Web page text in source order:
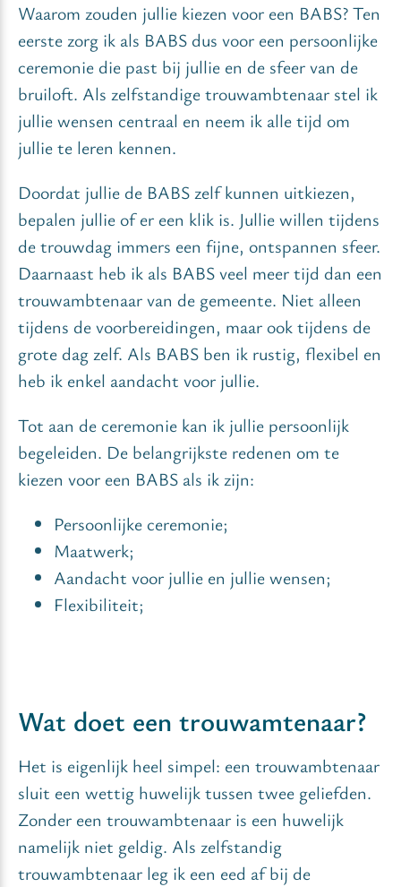
Waarom zouden jullie kiezen voor een BABS? Ten
eerste zorg ik als BABS dus voor een persoonlijke
ceremonie die past bij jullie en de sfeer van de
bruiloft. Als zelfstandige trouwambtenaar stel ik
jullie wensen centraal en neem ik alle tijd om
jullie te leren kennen.
Doordat jullie de BABS zelf kunnen uitkiezen,
bepalen jullie of er een klik is. Jullie willen tijdens
de trouwdag immers een fijne, ontspannen sfeer.
Daarnaast heb ik als BABS veel meer tijd dan een
trouwambtenaar van de gemeente. Niet alleen
tijdens de voorbereidingen, maar ook tijdens de
grote dag zelf. Als BABS ben ik rustig, flexibel en
heb ik enkel aandacht voor jullie.
Tot aan de ceremonie kan ik jullie persoonlijk
begeleiden. De belangrijkste redenen om te
kiezen voor een BABS als ik zijn:
Persoonlijke ceremonie;
Maatwerk;
Aandacht voor jullie en jullie wensen;
Flexibiliteit;
Wat doet een trouwamtenaar?
Het is eigenlijk heel simpel: een trouwambtenaar
sluit een wettig huwelijk tussen twee geliefden.
Zonder een trouwambtenaar is een huwelijk
namelijk niet geldig. Als zelfstandig
trouwambtenaar leg ik een eed af bij de